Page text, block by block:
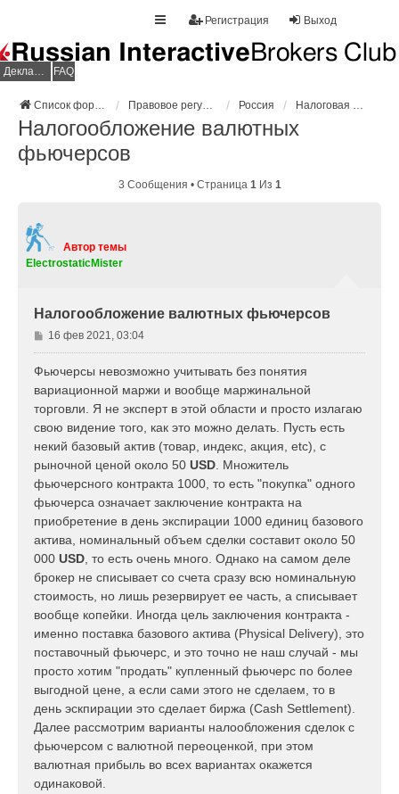
Выход
Регистрация
Декларация НДФЛ FAQ
Список форумов Правовое регулирование Россия Налоговая декларация
Налогообложение валютных
фьючерсов
3 Сообщения • Страница 1Из 1
Автор темы
ElectrostaticMister
Налогообложение валютных фьючерсов
С
о
о
щ
е
н
и
е
16 фев 2021, 03:04
Фьючерсы невозможно учитывать без понятия
вариационной маржи и вообще маржинальной
торговли. Я не эксперт в этой области и просто излагаю
свою видение того, как это можно делать. Пусть есть
некий базовый актив (товар, индекс, акция, etc), с
рыночной ценой около 50 USD . Множитель
фьючерсного контракта 1000, то есть "покупка" одного
фьючерса означает заключение контракта на
приобретение в день экспирации 1000 единиц базового
актива, номинальный объем сделки составит около 50
000 USD , то есть очень много. Однако на самом деле
брокер не списывает со счета сразу всю номинальную
стоимость, но лишь резервирует ее часть, а списывает
вообще копейки. Иногда цель заключения контракта -
именно поставка базового актива (Physical Delivery), это
поставочный фьючерс, и это точно не наш случай - мы
просто хотим "продать" купленный фьючерс по более
выгодной цене, а если сами этого не сделаем, то в
день эскпирации это сделает биржа (Cash Settlement).
Далее рассмотрим варианты налообложения сделок с
фьючерсом с валютной переоценкой, при этом
валютная прибыль во всех вариантах окажется
одинаковой.